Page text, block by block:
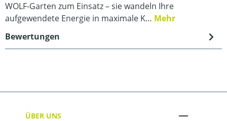
WOLF-Garten zum Einsatz – sie wandeln Ihre
aufgewendete Energie in maximale K… Mehr
Bewertungen
ÜBER UNS